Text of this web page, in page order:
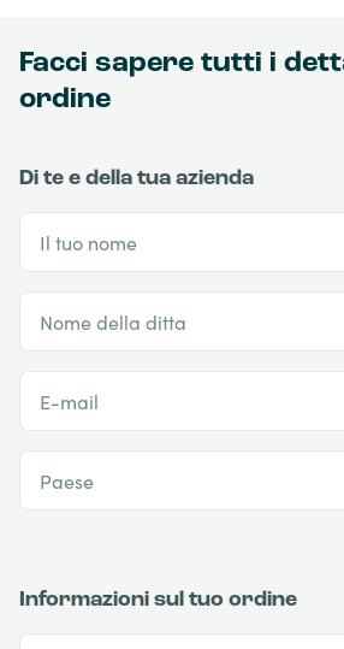
Facci sapere tutti i
ordine
Di te e della tua azienda
Il tuo nome
Nome della ditta
E-mail
Paese
Informazioni sul tuo ordine